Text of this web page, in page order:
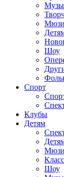
Шоу
Спорт
Клубы
Детям
Шоу